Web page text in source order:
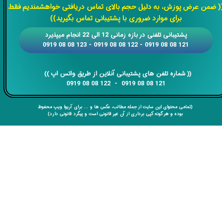
ضمن عرض پوزش، به دلیل حجم بالای تماس دریافتی خواهشمندیم فقط
برای موارد ضروری با پشتیبانی تماس بگیرید))
​​​​​​​​​​​​​​(( ​​​​​​​شماره تلفن های پشتیبانی آنلاین از طریق واتس اپ ))
​​​​​​​121 08 08 0919 - 122 08 08 0919
​​پشتیبانی تلفنی در بازه زمانی 12 الی 22 انجام میپذیرد
121 08 08 0919 - 122 08 08 0919 - 123 08 08 0919
(تمامی محتوای این سایت از جمله مطالب، عکس ها و ... برای آریوا ویپ محفوظ
بوده و هر گونه کپی برداری از آن غیر قانونی است و پیگرد قانونی دارد)